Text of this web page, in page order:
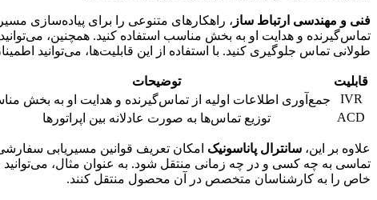
فنی و مهندسی ارتباط ساز
طولانی تماس جلوگیری کنید. با استفاده از این قابلیت‌ها، می‌توانید
قابلیت توضیحات
IVR
جمع‌آوری اطلاعات اولیه از تماس‌گیرنده و هدایت او به بخش
ACD
توزیع تماس‌ها به صورت عادلانه بین اپراتورها
علاوه بر این، سانترال پاناسونیک امکان تعریف قوانین مسیریابی
خاص را به کارشناسان متخصص در آن محصول منتقل کنند.